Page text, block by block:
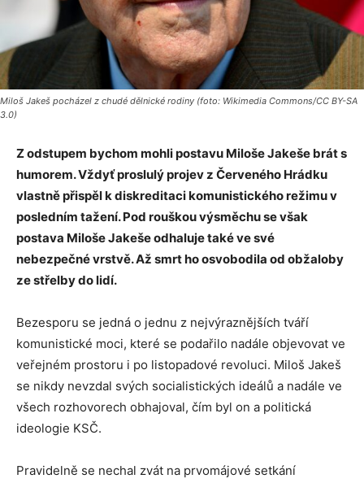
Miloš Jakeš pocházel z chudé dělnické rodiny (foto: Wikimedia Commons/CC BY-SA
3.0)
Z odstupem bychom mohli postavu Miloše Jakeše brát s
humorem. Vždyť proslulý projev z Červeného Hrádku
vlastně přispěl k diskreditaci komunistického režimu v
posledním tažení. Pod rouškou výsměchu se však
postava Miloše Jakeše odhaluje také ve své
nebezpečné vrstvě. Až smrt ho osvobodila od obžaloby
ze střelby do lidí.
Bezesporu se jedná o jednu z nejvýraznějších tváří
komunistické moci, které se podařilo nadále objevovat ve
veřejném prostoru i po listopadové revoluci. Miloš Jakeš
se nikdy nevzdal svých socialistických ideálů a nadále ve
všech rozhovorech obhajoval, čím byl on a politická
ideologie KSČ.
Pravidelně se nechal zvát na prvomájové setkání